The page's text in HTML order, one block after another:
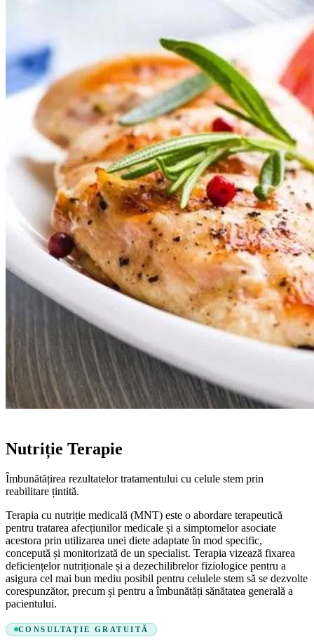
Nutriție Terapie
Îmbunătățirea rezultatelor tratamentului cu celule stem prin
reabilitare țintită.
Terapia cu nutriție medicală (MNT) este o abordare terapeutică
pentru tratarea afecțiunilor medicale și a simptomelor asociate
acestora prin utilizarea unei diete adaptate în mod specific,
concepută și monitorizată de un specialist. Terapia vizează fixarea
deficiențelor nutriționale și a dezechilibrelor fiziologice pentru a
asigura cel mai bun mediu posibil pentru celulele stem să se dezvolte
corespunzător, precum și pentru a îmbunătăți sănătatea generală a
pacientului.
CONSULTAŢIE GRATUITĂ